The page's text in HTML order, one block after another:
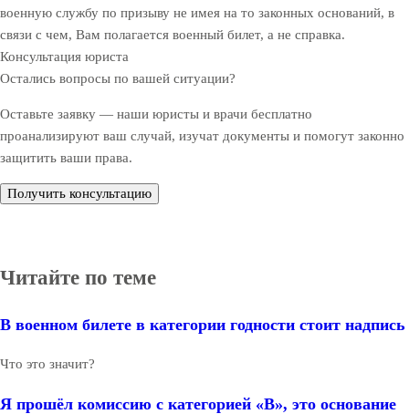
военную службу по призыву не имея на то законных оснований, в
связи с чем, Вам полагается военный билет, а не справка.
Консультация юриста
Остались вопросы по вашей ситуации?
Оставьте заявку — наши юристы и врачи бесплатно
проанализируют ваш случай, изучат документы и помогут законно
защитить ваши права.
Получить консультацию
Читайте по теме
В военном билете в категории годности стоит надпись
Что это значит?
Я прошёл комиссию с категорией «В», это основание